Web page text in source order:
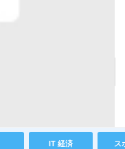
IT 経済 ス